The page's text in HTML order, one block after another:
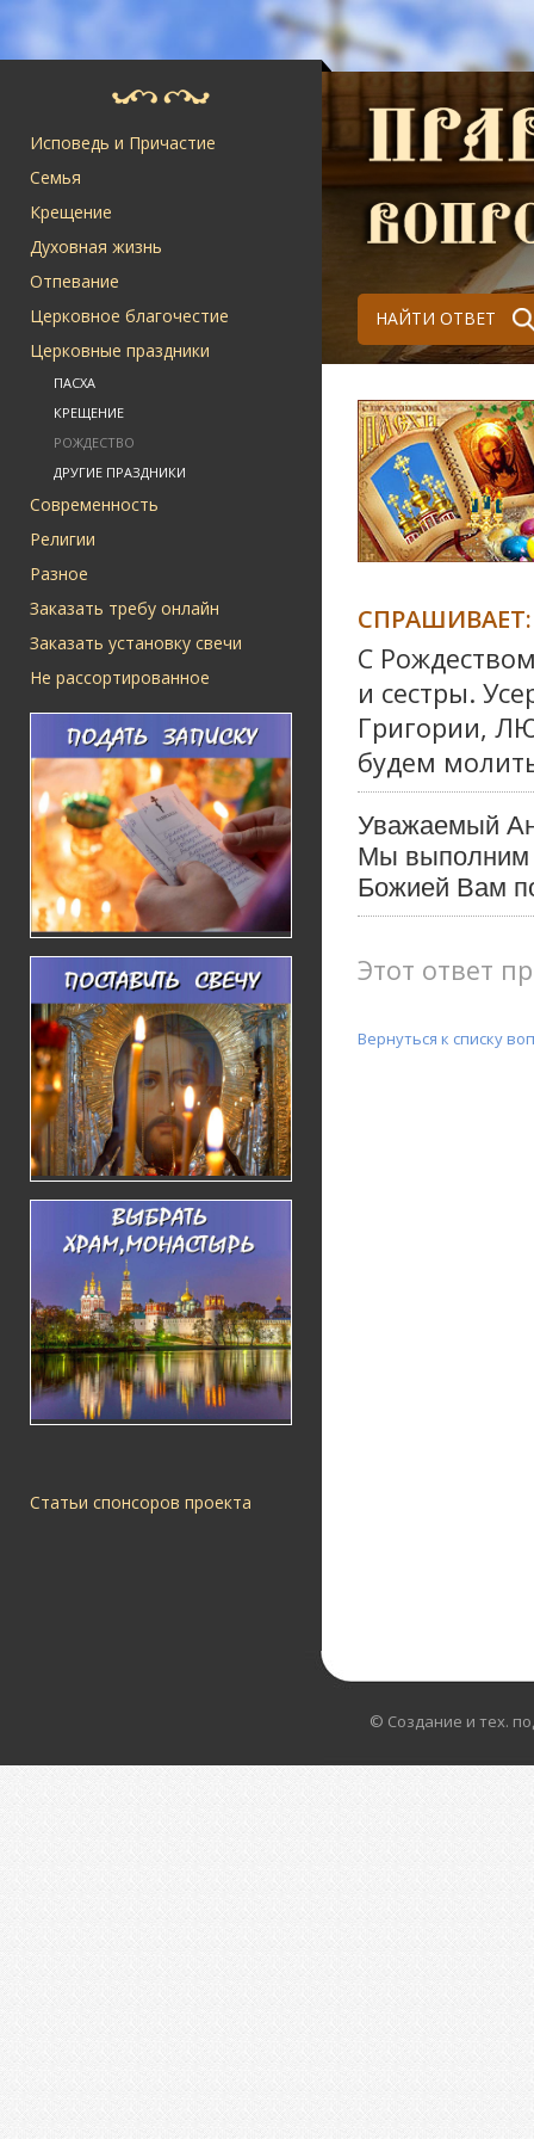
Исповедь и Причастие
Семья
Крещение
Духовная жизнь
Отпевание
Церковное благочестие
Церковные праздники
ПАСХА
КРЕЩЕНИЕ
РОЖДЕСТВО
ДРУГИЕ ПРАЗДНИКИ
Современность
Религии
Разное
Заказать требу онлайн
Заказать установку свечи
Не рассортированное
Статьи спонсоров проекта
НАЙТИ ОТВЕТ
СПРАШИВАЕТ:
С
и сестры.
Григории,
будем
Уважаемый
Мы выполним
Божией Вам
Этот ответ
Вернуться к списку
© Создание и тех.